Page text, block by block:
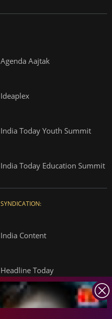
Agenda Aajtak
Ideaplex
India Today Youth Summit
India Today Education Summit
SYNDICATION:
India Content
Headline Today
ICHOWK ARCHIVE